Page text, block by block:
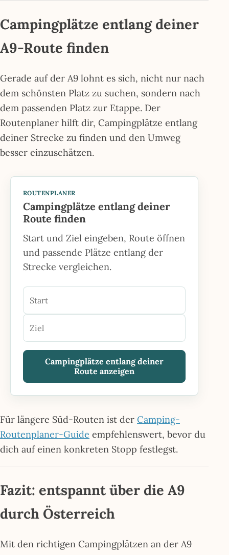
Campingplätze entlang deiner
A9-Route finden
Gerade auf der A9 lohnt es sich, nicht nur nach
dem schönsten Platz zu suchen, sondern nach
dem passenden Platz zur Etappe. Der
Routenplaner hilft dir, Campingplätze entlang
deiner Strecke zu finden und den Umweg
besser einzuschätzen.
ROUTENPLANER
Campingplätze entlang deiner
Route finden
Start und Ziel eingeben, Route öffnen
und passende Plätze entlang der
Strecke vergleichen.
Start
Ziel
Campingplätze entlang deiner
Route anzeigen
Für längere Süd-Routen ist der Camping-
Routenplaner-Guide empfehlenswert, bevor du
dich auf einen konkreten Stopp festlegst.
Fazit: entspannt über die A9
durch Österreich
Mit den richtigen Campingplätzen an der A9